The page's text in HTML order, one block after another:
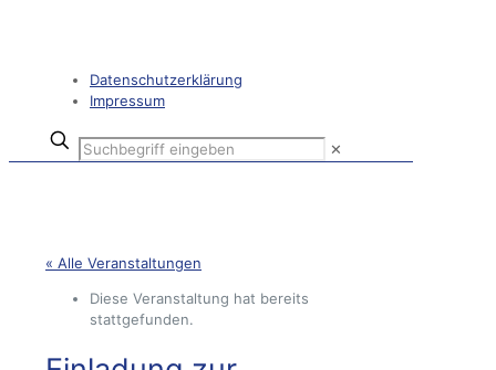
Datenschutzerklärung
Impressum
✕
« Alle Veranstaltungen
Diese Veranstaltung hat bereits
stattgefunden.